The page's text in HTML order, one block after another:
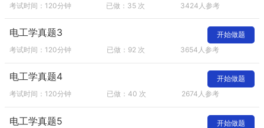
考试时间：120分钟 已做：35 次 3424人参考
电工学真题3
考试时间：120分钟 已做：92 次 3654人参考
开始做题
电工学真题4
考试时间：120分钟 已做：40 次 2674人参考
开始做题
电工学真题5 开始做题